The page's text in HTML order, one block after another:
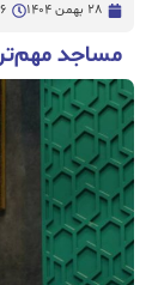
28 بهمن 1404
مساجد